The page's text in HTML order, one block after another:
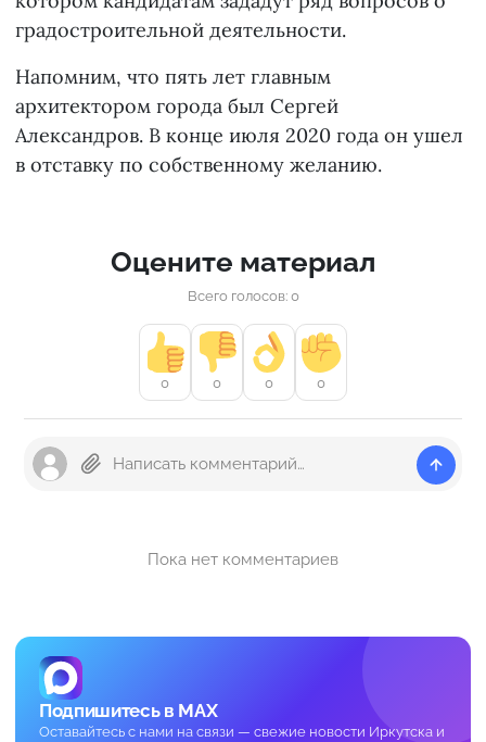
градостроительной деятельности.
Напомним, что пять лет главным
архитектором города был Сергей
Александров. В конце июля 2020 года он ушел
в отставку по собственному желанию.
Оцените материал
Всего голосов: 0
0 0 0 0
Пока нет комментариев
Подпишитесь в MAX
Оставайтесь с нами на связи — свежие новости Иркутска и